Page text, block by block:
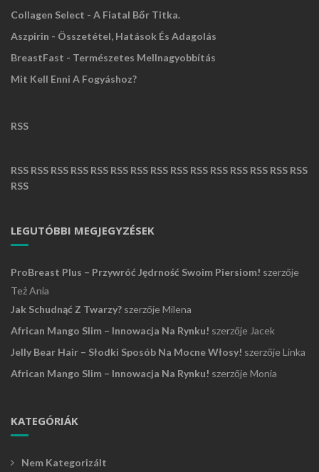
Collagen Select - A Fiatal Bőr Titka.
Aszpirin - Összetétel, Hatások És Adagolás
BreastFast - Természetes Mellnagyobbítás
Mit Kell Enni A Fogyáshoz?
RSS
RSS RSS RSS RSS RSS RSS RSS RSS RSS RSS RSS RSS RSS RSS RSS
RSS
LEGUTÓBBI MEGJEGYZÉSEK
ProBreast Plus – Przywróć Jędrność Swoim Piersiom! szerzője
Też Ania
Jak Schudnąć Z Twarzy? szerzőjeMilena
African Mango Slim – Innowacja Na Rynku! szerzője Jacek
Jelly Bear Hair – Słodki Sposób Na Mocne Włosy! szerzőjeLinka
African Mango Slim – Innowacja Na Rynku! szerzőjeMonia
KATEGÓRIÁK
Nem Kategorizált